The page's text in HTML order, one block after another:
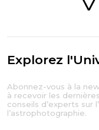
Explorez
Abonnez-vous à la
à recevoir les
conseils d’experts sur
l’astrophotographie.